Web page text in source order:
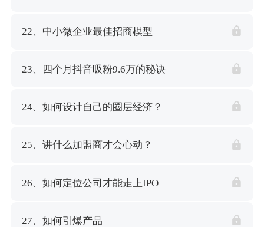
22、中小微企业最佳招商模型
23、四个月抖音吸粉9.6万的秘诀
24、如何设计自己的圈层经济？
25、讲什么加盟商才会心动？
26、如何定位公司才能走上IPO
27、如何引爆产品